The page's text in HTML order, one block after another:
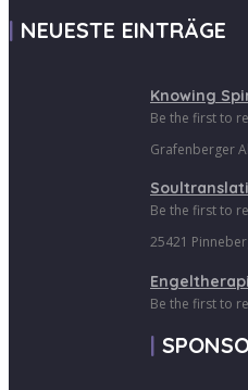
NEUESTE EINTRÄGE
Knowing
Be the first to
Grafenberger
Be the first to
25421
Be the first to